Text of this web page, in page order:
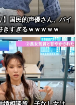
】国民的声優さん、パイ
きすぎるｗｗｗｗｗ